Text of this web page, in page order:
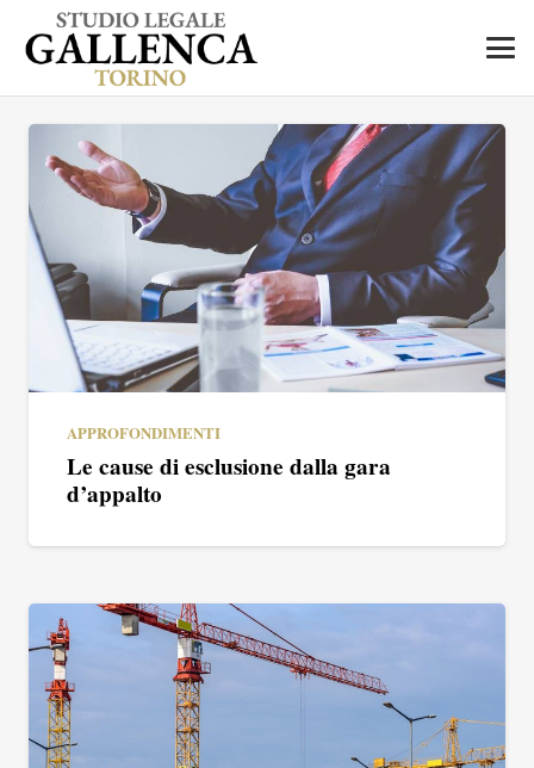
APPROFONDIMENTI
Le cause di esclusione dalla gara
d’appalto